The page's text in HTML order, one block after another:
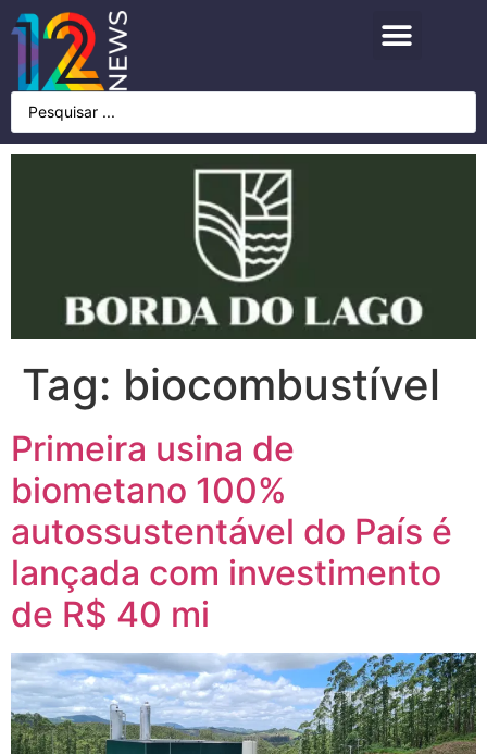
Tag: biocombustível
Primeira usina de
biometano 100%
autossustentável do País é
lançada com investimento
de R$ 40 mi